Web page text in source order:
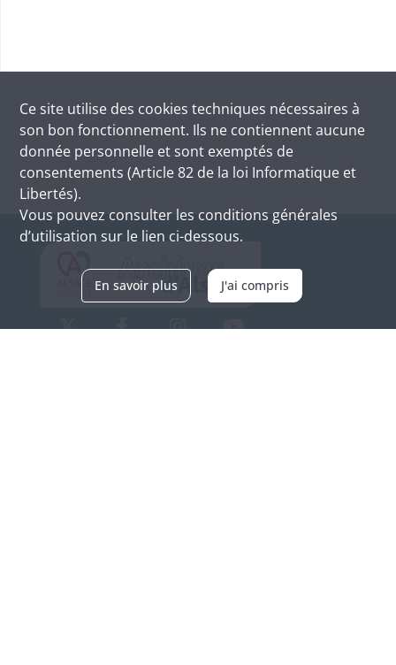
Ce site utilise des cookies techniques nécessaires à
son bon fonctionnement. Ils ne contiennent aucune
donnée personnelle et sont exemptés de
consentements (Article 82 de la loi Informatique et
Libertés).
Vous pouvez consulter les conditions générales
d’utilisation sur le lien ci-dessous.
En savoir plus J'ai compris